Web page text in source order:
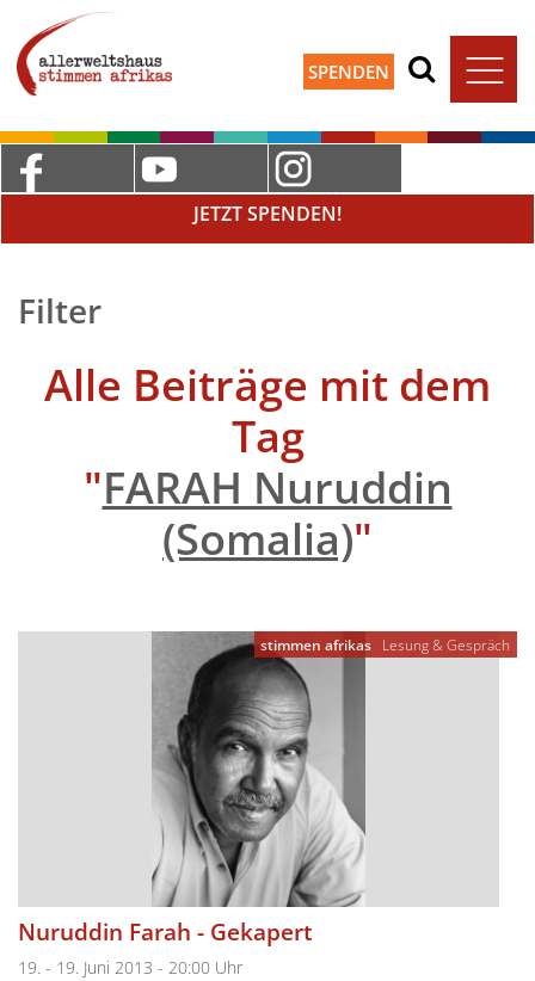
SPENDEN
JETZT SPENDEN!
Filter
Alle Beiträge mit dem
Tag
"FARAH Nuruddin
(Somalia)"
stimmen afrikas Lesung & Gespräch
Nuruddin Farah - Gekapert
19. - 19. Juni 2013 - 20:00 Uhr